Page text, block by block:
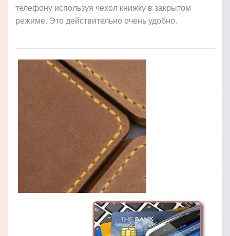
телефону используя чехол книжку в закрытом
режиме. Это действительно очень удобно.